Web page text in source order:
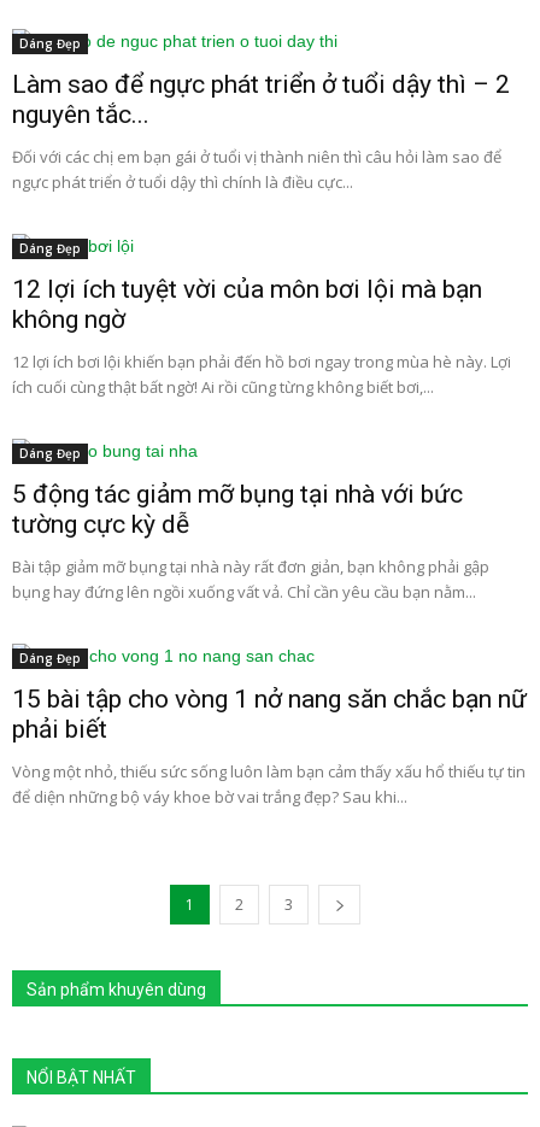
Dáng Đẹp
Làm sao để ngực phát triển ở tuổi dậy thì – 2
nguyên tắc...
Đối với các chị em bạn gái ở tuổi vị thành niên thì câu hỏi làm sao để
ngực phát triển ở tuổi dậy thì chính là điều cực...
Dáng Đẹp
12 lợi ích tuyệt vời của môn bơi lội mà bạn
không ngờ
12 lợi ích bơi lội khiến bạn phải đến hồ bơi ngay trong mùa hè này. Lợi
ích cuối cùng thật bất ngờ! Ai rồi cũng từng không biết bơi,...
Dáng Đẹp
5 động tác giảm mỡ bụng tại nhà với bức
tường cực kỳ dễ
Bài tập giảm mỡ bụng tại nhà này rất đơn giản, bạn không phải gập
bụng hay đứng lên ngồi xuống vất vả. Chỉ cần yêu cầu bạn nằm...
Dáng Đẹp
15 bài tập cho vòng 1 nở nang săn chắc bạn nữ
phải biết
Vòng một nhỏ, thiếu sức sống luôn làm bạn cảm thấy xấu hổ thiếu tự tin
để diện những bộ váy khoe bờ vai trắng đẹp? Sau khi...
1 2 3
Sản phẩm khuyên dùng
NỔI BẬT NHẤT